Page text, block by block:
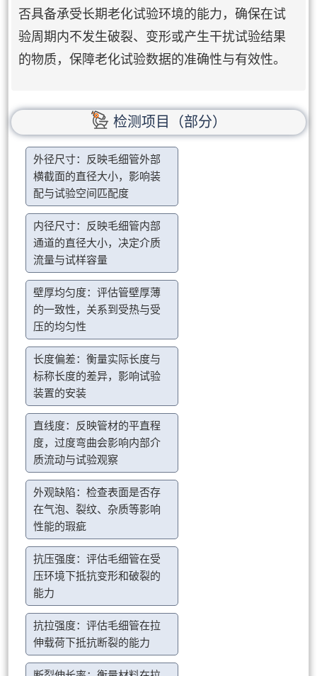
否具备承受长期老化试验环境的能力，确保在试
验周期内不发生破裂、变形或产生干扰试验结果
的物质，保障老化试验数据的准确性与有效性。
检测项目（部分）
外径尺寸：反映毛细管外部
横截面的直径大小，影响装
配与试验空间匹配度
内径尺寸：反映毛细管内部
通道的直径大小，决定介质
流量与试样容量
壁厚均匀度：评估管壁厚薄
的一致性，关系到受热与受
压的均匀性
长度偏差：衡量实际长度与
标称长度的差异，影响试验
装置的安装
直线度：反映管材的平直程
度，过度弯曲会影响内部介
质流动与试验观察
外观缺陷：检查表面是否存
在气泡、裂纹、杂质等影响
性能的瑕疵
抗压强度：评估毛细管在受
压环境下抵抗变形和破裂的
能力
抗拉强度：评估毛细管在拉
伸载荷下抵抗断裂的能力